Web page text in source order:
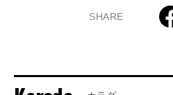
SHARE